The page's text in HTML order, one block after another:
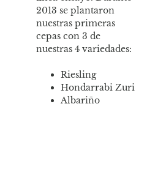
2013 se plantaron
nuestras primeras
cepas con 3 de
nuestras 4 variedades:
Riesling
Hondarrabi Zuri
Albariño